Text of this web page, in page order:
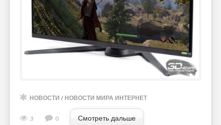
НОВОСТИ / НОВОСТИ МИРА ИНТЕРНЕТ
3 0 Смотреть дальше